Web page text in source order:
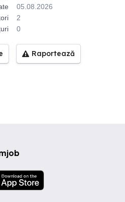
05.08.2026
2
0
Raportează